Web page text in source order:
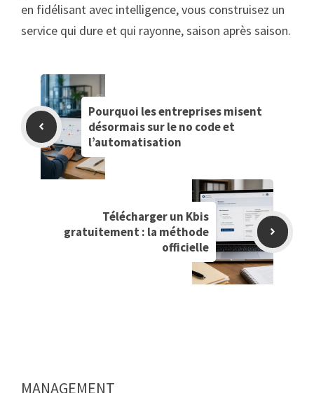
en fidélisant avec intelligence, vous construisez un
service qui dure et qui rayonne, saison après saison.
Pourquoi les entreprises misent
désormais sur le no code et
l’automatisation
Télécharger un Kbis
gratuitement : la méthode
officielle
MANAGEMENT